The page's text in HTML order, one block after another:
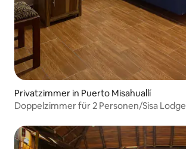
Privatzimmer in Puerto Misahuallí
Doppelzimmer für 2 Personen/Sisa Lodge